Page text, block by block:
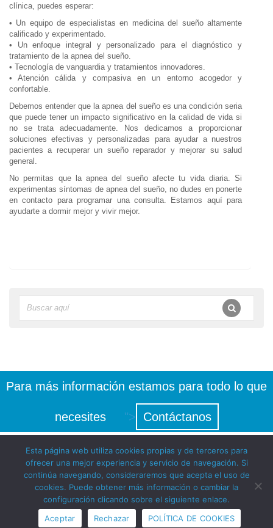
clínica, puedes esperar:
• Un equipo de especialistas en medicina del sueño altamente
calificado y experimentado.
• Un enfoque integral y personalizado para el diagnóstico y
tratamiento de la apnea del sueño.
• Tecnología de vanguardia y tratamientos innovadores.
• Atención cálida y compasiva en un entorno acogedor y
confortable.
Debemos entender que la apnea del sueño es una condición seria
que puede tener un impacto significativo en la calidad de vida si
no se trata adecuadamente. Nos dedicamos a proporcionar
soluciones efectivas y personalizadas para ayudar a nuestros
pacientes a recuperar un sueño reparador y mejorar su salud
general.
No permitas que la apnea del sueño afecte tu vida diaria. Si
experimentas síntomas de apnea del sueño, no dudes en ponerte
en contacto para programar una consulta. Estamos aquí para
ayudarte a dormir mejor y vivir mejor.
Para más información estamos para todo lo que
necesites "> Contáctanos
© Instituto Europeo del sueño 2018 -Aviso Legal|Política de
privacidad|Política de cookies
PEDIR CITA LLAMAR
Esta página web utiliza cookies propias y de terceros para
ofrecer una mejor experiencia y servicio de navegación. Si
continúa navegando, consideraremos que acepta el uso de
cookies. Puede obtener más información o cambiar la
configuración clicando sobre el siguiente enlace.
Aceptar
Rechazar POLÍTICA DE COOKIES